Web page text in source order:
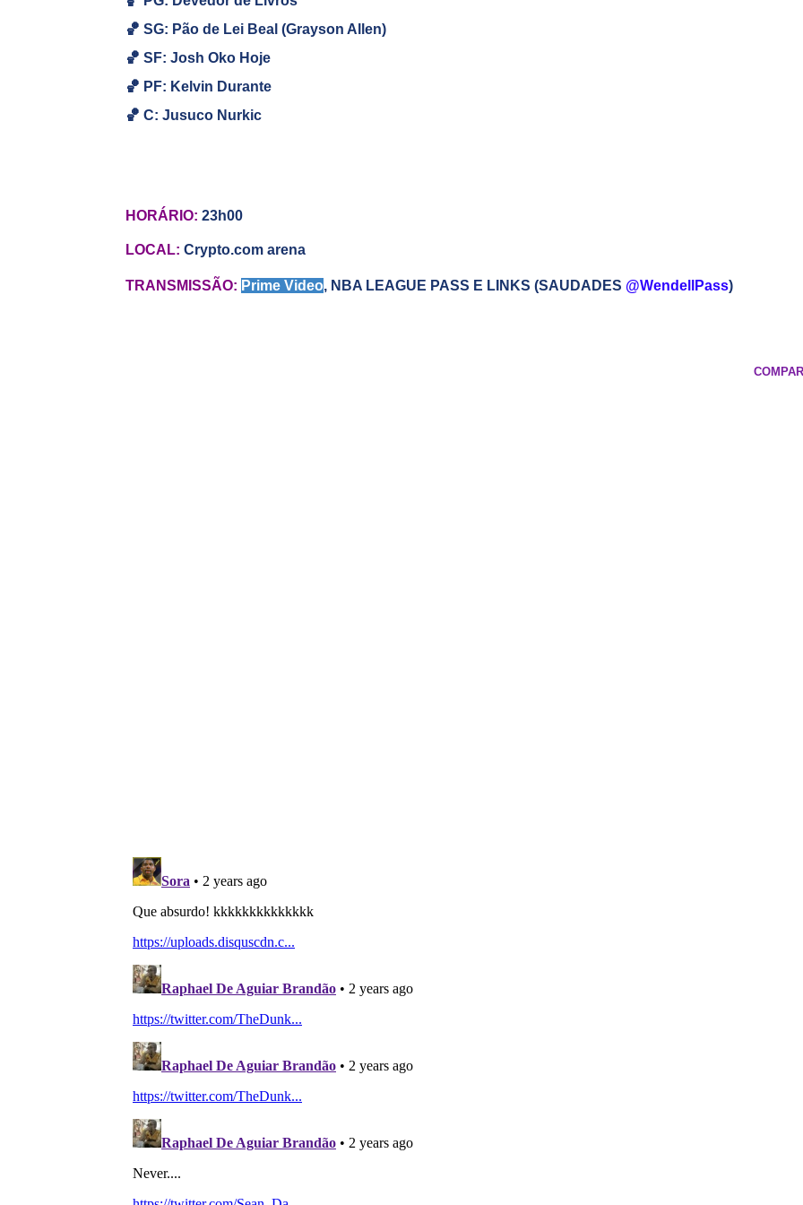
🏀 SG: Pão de Lei Beal (Grayson Allen)
🏀 SF: Josh Oko Hoje
🏀 PF: Kelvin Durante
🏀 C: Jusuco Nurkic
HORÁRIO: 23h00
LOCAL: Crypto.com arena
TRANSMISSÃO: Prime Video, NBA LEAGUE PASS E LINKS (SAUDADES @WendellPass)